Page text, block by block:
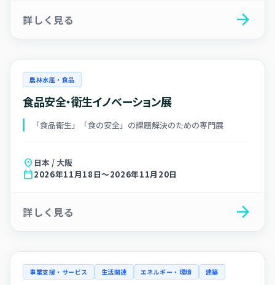
詳しく見る arrow_forward
農林水産・食品
食品安全・衛生イノベーション展
「食品衛生」「食の安全」の課題解決のための専門展
location_on 日本 / 大阪
calendar_today2026年11月18日～2026年11月20日
詳しく見る arrow_forward
事業支援・サービス 生活関連 エネルギー・環境 建築